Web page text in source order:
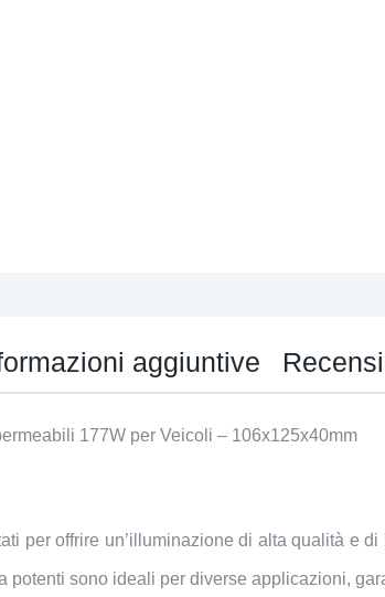
aggiuntive
177W per Veicoli – 106x125x40mm
per offrire un’illuminazione di alta qualità e
potenti sono ideali per diverse applicazioni,